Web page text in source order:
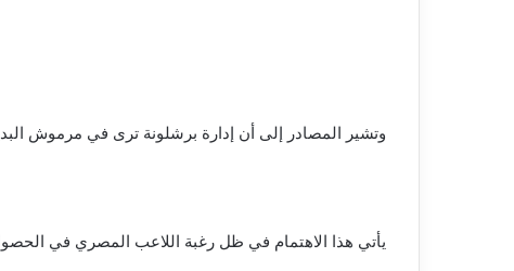
وتشير المصادر إلى أن إدارة برشلونة ترى في مرموش البديل
يأتي هذا الاهتمام في ظل رغبة اللاعب المصري في